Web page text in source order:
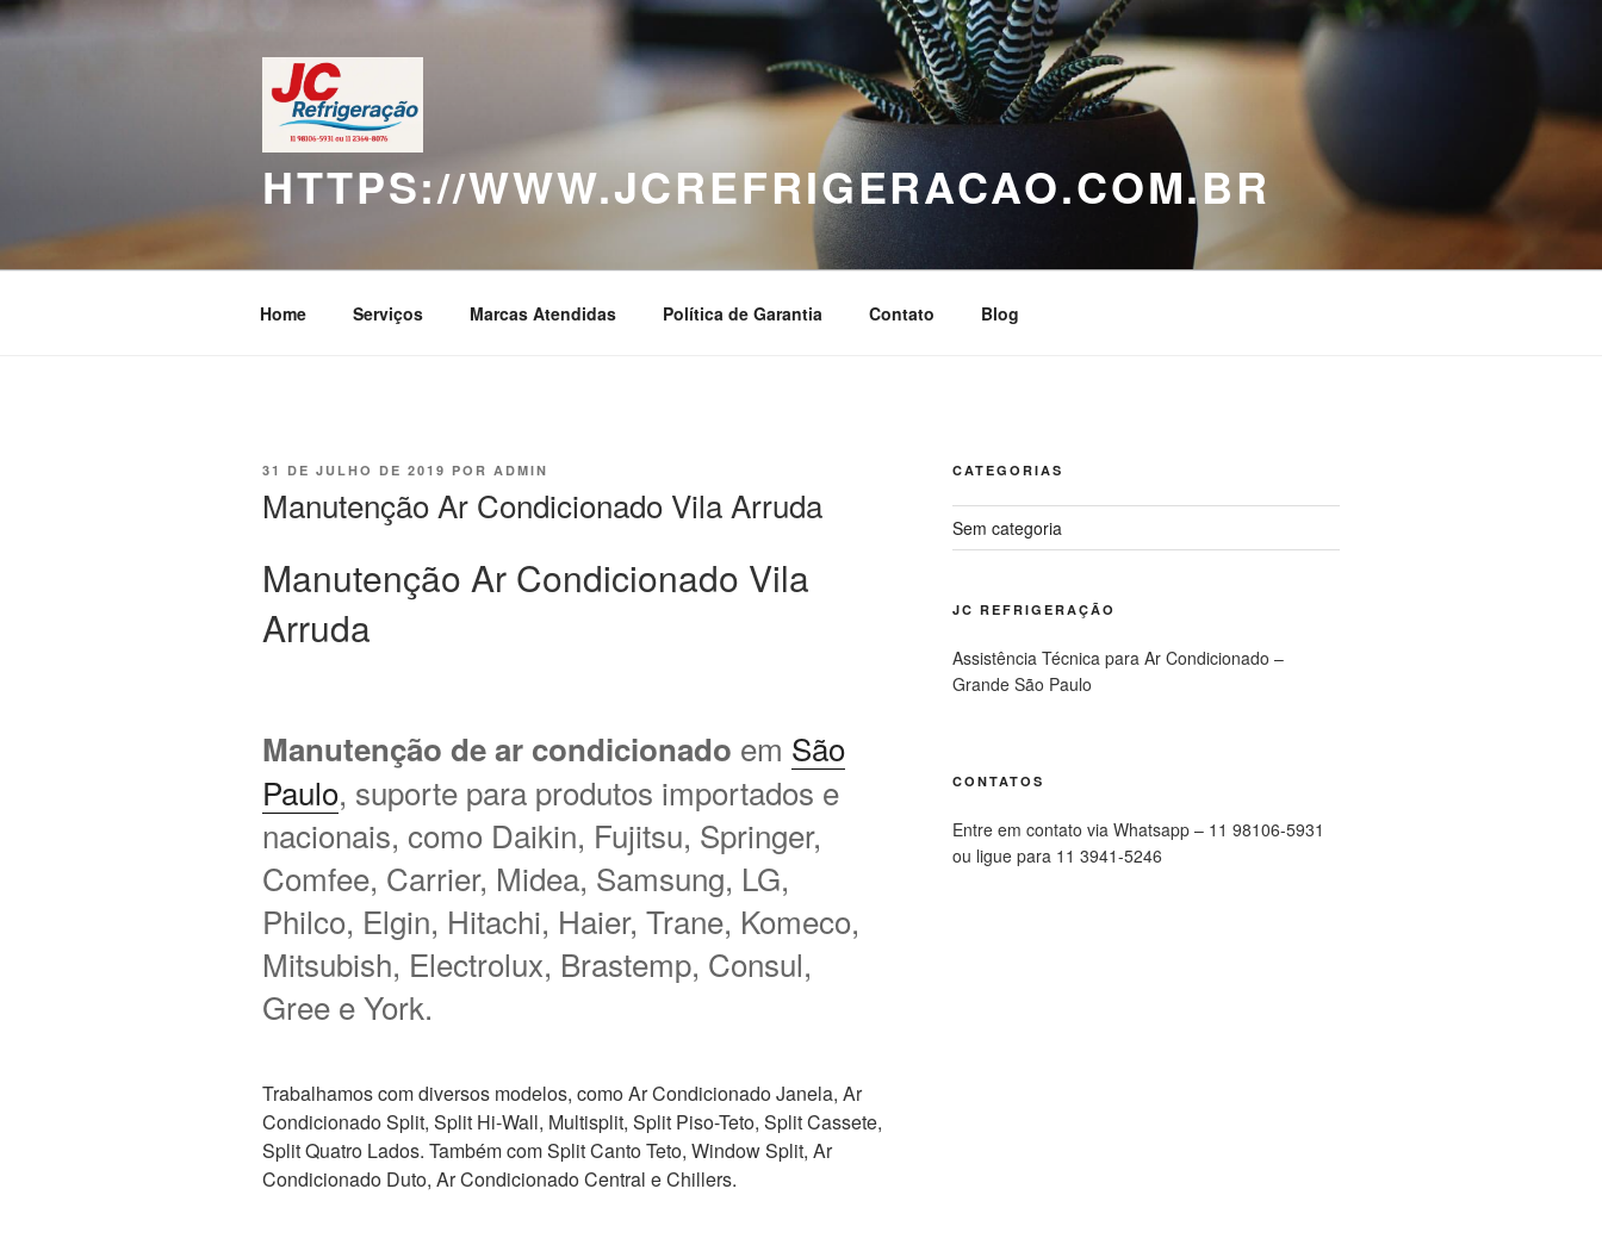
Pular
para
HTTPS://WWW.JCREFRIGERACAO.COM.BR
Home Serviços Marcas Atendidas Política de Garantia Contato Blog
PUBLICADO
31 DE JULHO DE 2019 POR ADMIN
Manutenção Ar Condicionado Vila Arruda
Manutenção Ar Condicionado Vila
Arruda
Manutenção de ar condicionado em São
Paulo, suporte para produtos importados e
nacionais, como Daikin, Fujitsu, Springer,
Comfee, Carrier, Midea, Samsung, LG,
Philco, Elgin, Hitachi, Haier, Trane, Komeco,
Mitsubish, Electrolux, Brastemp, Consul,
Gree e York.
Trabalhamos com diversos modelos, como Ar Condicionado Janela, Ar
Condicionado Split, Split Hi-Wall, Multisplit, Split Piso-Teto, Split Cassete,
Split Quatro Lados. Também com Split Canto Teto, Window Split, Ar
Condicionado Duto, Ar Condicionado Central e Chillers.
CATEGORIAS
Sem categoria
JC REFRIGERAÇÃO
Assistência Técnica para Ar Condicionado –
Grande São Paulo
CONTATOS
Entre em contato via Whatsapp – 11 98106-5931
ou ligue para 11 3941-5246